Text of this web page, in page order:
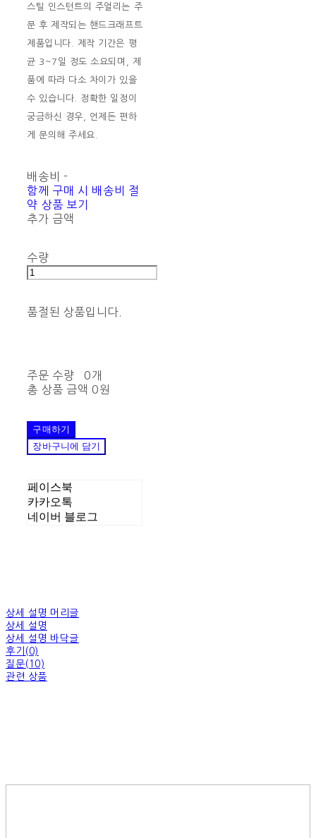
스틸 인스턴트의 주얼리는 주
문 후 제작되는 핸드크래프트
제품입니다. 제작 기간은 평
균 3~7일 정도 소요되며, 제
품에 따라 다소 차이가 있을
수 있습니다. 정확한 일정이
궁금하신 경우, 언제든 편하
게 문의해 주세요.
배송비 -
함께 구매 시 배송비 절
약 상품 보기
추가 금액
수량
품절된 상품입니다.
주문 수량
0개
총 상품 금액 0원
구매하기
장바구니에 담기
페이스북
카카오톡
네이버 블로그
상세 설명 머리글
상세 설명
상세 설명 바닥글
후기(0)
질문(10)
관련 상품